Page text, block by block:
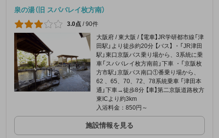
泉の湯（旧 スパバレイ枚方南）
3.0点 /90件
大阪府 / 東大阪 / 【電車】JR学研都市線「津
田駅」より徒歩約20分 【バス】 ・「JR津田
駅」東口京阪バス乗り場から、3系統に乗
車「スパバレイ枚方南前」下車 ・「京阪枚
方市駅」京阪バス南口①番乗り場から、
62 、65、70、72、78系統乗車 「津田本
通」下車→徒歩8分 【車】第二京阪道路枚方
東ICより約3km
入浴料金：850円～
施設情報を見る